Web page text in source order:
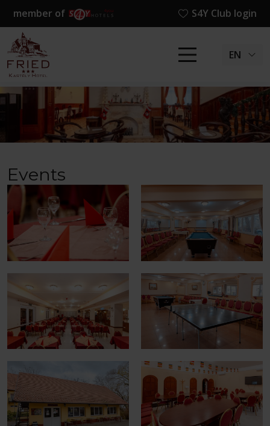
member of S4Y Club login
EN
Events